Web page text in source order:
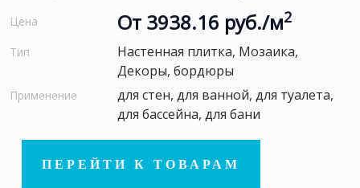
Цена От 3938.16 руб./м2
Тип
Настенная плитка, Мозаика,
Декоры, бордюры
Применение
для стен, для ванной, для туалета,
для бассейна, для бани
ПЕРЕЙТИ К ТОВАРАМ